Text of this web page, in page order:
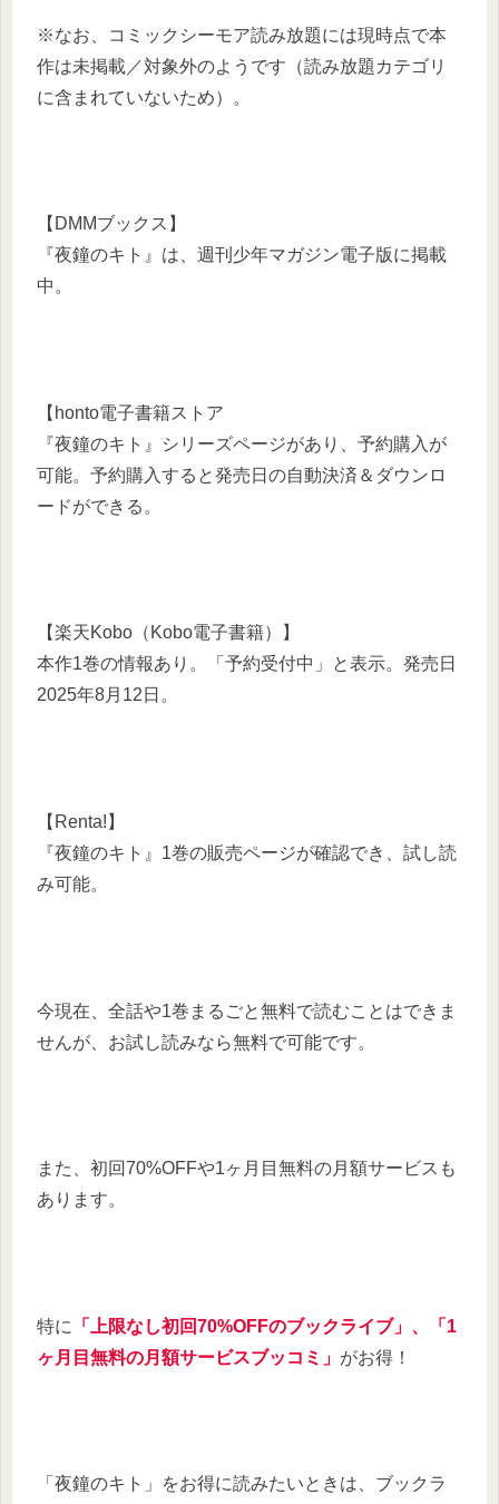
※なお、コミックシーモア読み放題には現時点で本
作は未掲載／対象外のようです（読み放題カテゴリ
に含まれていないため）。
【DMMブックス】
『夜鐘のキト』は、週刊少年マガジン電子版に掲載
中。
【honto電子書籍ストア
『夜鐘のキト』シリーズページがあり、予約購入が
可能。予約購入すると発売日の自動決済＆ダウンロ
ードができる。
【楽天Kobo（Kobo電子書籍）】
本作1巻の情報あり。「予約受付中」と表示。発売日
2025年8月12日。
【Renta!】
『夜鐘のキト』1巻の販売ページが確認でき、試し読
み可能。
今現在、全話や1巻まるごと無料で読むことはできま
せんが、お試し読みなら無料で可能です。
また、初回70%OFFや1ヶ月目無料の月額サービスも
あります。
特に
「上限なし初回70%OFFのブックライブ」、「1
ヶ月目無料の月額サービスブッコミ」 がお得！
「夜鐘のキト」をお得に読みたいときは、ブックラ